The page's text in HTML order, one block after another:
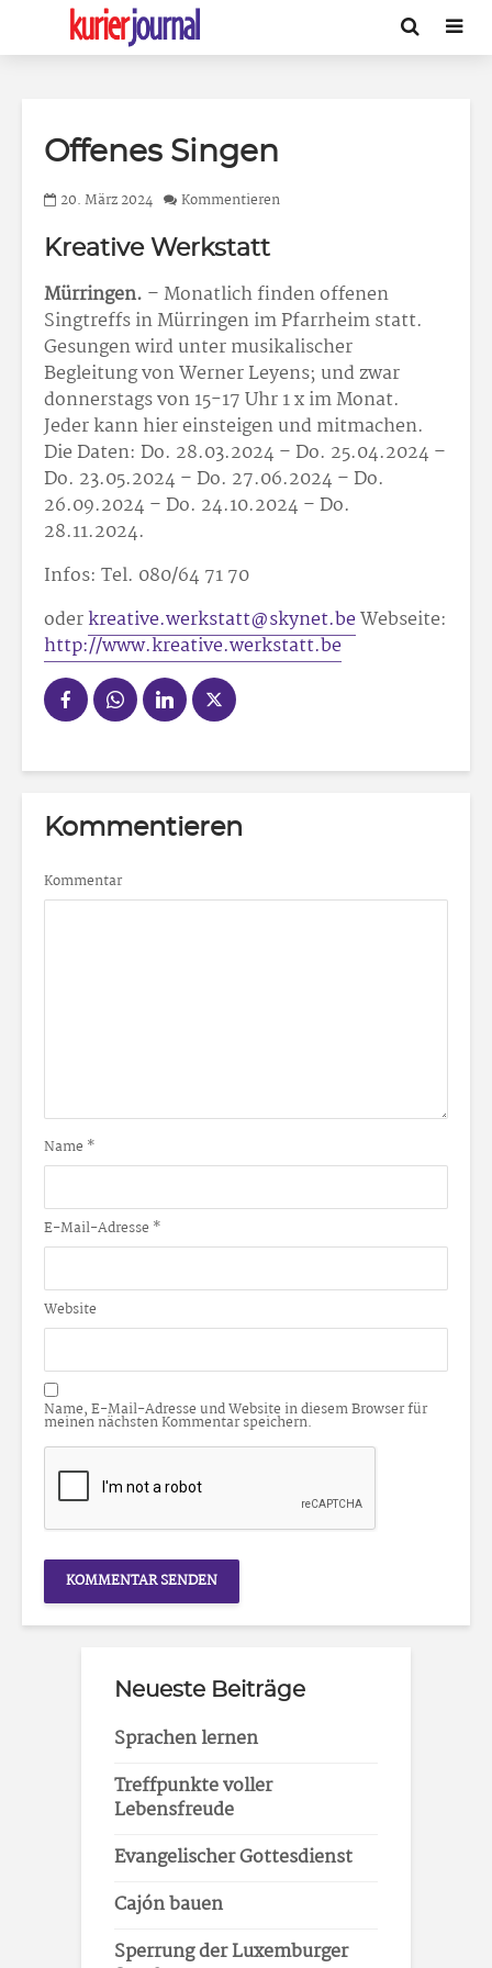
Offenes Singen
20. März 2024 Kommentieren
Kreative Werkstatt
Mürringen. – Monatlich finden offenen
Singtreffs in Mürringen im Pfarrheim statt.
Gesungen wird unter musikalischer
Begleitung von Werner Leyens; und zwar
donnerstags von 15-17 Uhr 1 x im Monat.
Jeder kann hier einsteigen und mitmachen.
Die Daten: Do. 28.03.2024 – Do. 25.04.2024 –
Do. 23.05.2024 – Do. 27.06.2024 – Do.
26.09.2024 – Do. 24.10.2024 – Do.
28.11.2024.
Infos: Tel. 080/64 71 70
oderkreative.werkstatt@skynet.beWebseite:
http://www.kreative.werkstatt.be
Kommentieren
Kommentar
Name *
E-Mail-Adresse *
Website
Name, E-Mail-Adresse und Website in diesem Browser für
meinen nächsten Kommentar speichern.
Neueste Beiträge
Sprachen lernen
Treffpunkte voller
Lebensfreude
Evangelischer Gottesdienst
Cajón bauen
Sperrung der Luxemburger